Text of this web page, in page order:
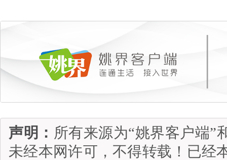
声明： 所有来源为“姚界客户端”
未经本网许可，不得转载！已经